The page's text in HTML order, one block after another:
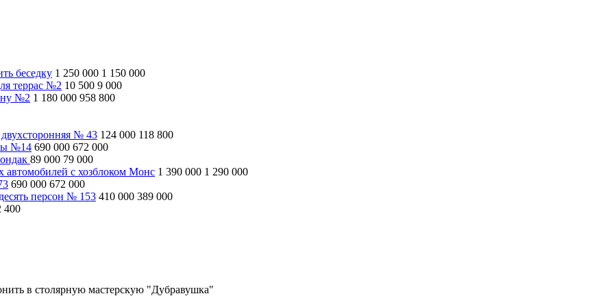
беседку 1 250 000 1 150 000
террас №2 10 500 9 000
№2 1 180 000 958 800
№ 43 124 000 118 800
№14 690 000 672 000
89 000 79 000
автомобилей с хозблоком Монс 1 390 000 1 290 000
690 000 672 000
персон № 153 410 000 389 000
400
в столярную мастерскую "Дубравушка"